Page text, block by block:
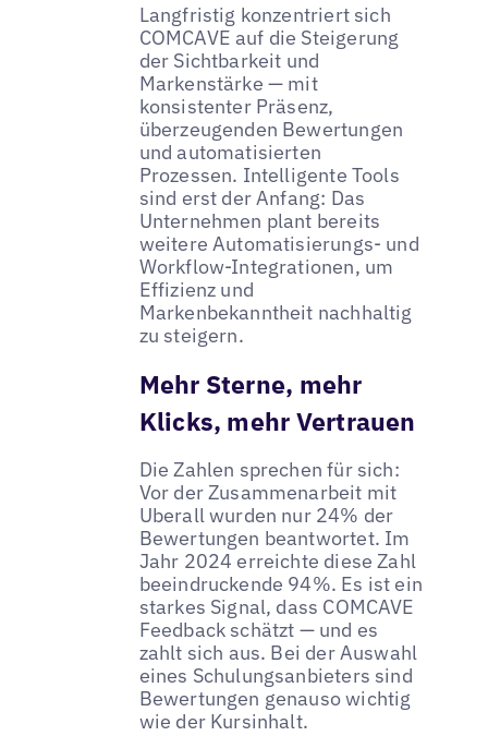
Langfristig konzentriert sich
COMCAVE auf die Steigerung
der Sichtbarkeit und
Markenstärke — mit
konsistenter Präsenz,
überzeugenden Bewertungen
und automatisierten
Prozessen. Intelligente Tools
sind erst der Anfang: Das
Unternehmen plant bereits
weitere Automatisierungs- und
Workflow-Integrationen, um
Effizienz und
Markenbekanntheit nachhaltig
zu steigern.
Mehr Sterne, mehr
Klicks, mehr Vertrauen
Die Zahlen sprechen für sich:
Vor der Zusammenarbeit mit
Uberall wurden nur 24% der
Bewertungen beantwortet. Im
Jahr 2024 erreichte diese Zahl
beeindruckende 94%. Es ist ein
starkes Signal, dass COMCAVE
Feedback schätzt — und es
zahlt sich aus. Bei der Auswahl
eines Schulungsanbieters sind
Bewertungen genauso wichtig
wie der Kursinhalt.